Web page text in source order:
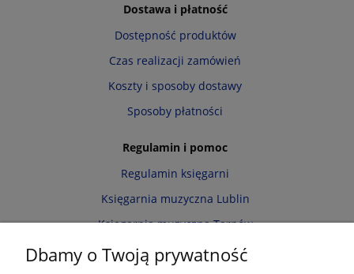
Dostawa i płatność
Dostępność produktów
Czas realizacji zamówień
Koszty i sposoby dostawy
Sposoby płatności
Regulamin i pomoc
Regulamin księgarni
Księgarnia muzyczna Lublin
Księgarnia muzyczna Tarnów
Informacja o cookies
Dbamy o Twoją prywatność